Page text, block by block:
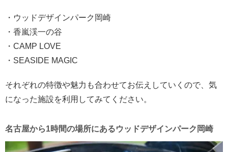
・ウッドデザインパーク岡崎
・香嵐渓一の谷
・CAMP LOVE
・SEASIDE MAGIC
それぞれの特徴や魅力も合わせてお伝えしていくので、気
になった施設を利用してみてください。
名古屋から1時間の場所にあるウッドデザインパーク岡崎